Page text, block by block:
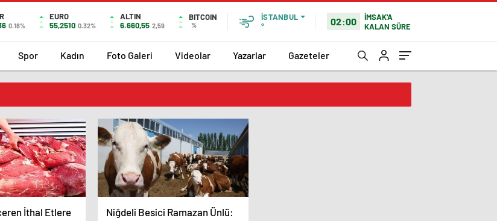
0.18%
EURO
55,2510 0.32%
ALTIN
6.660,55 2,59
BITCOIN
%
İSTANBUL
°
02:00
İMSAK'A
KALAN SÜRE
Spor Kadın Foto Galeri Videolar Yazarlar Gazeteler
İthal Etlere
Niğdeli Besici Ramazan Ünlü: